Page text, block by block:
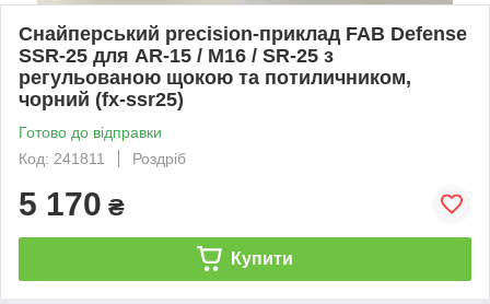
Снайперський precision-приклад FAB Defense
SSR-25 для AR-15 / M16 / SR-25 з
регульованою щокою та потиличником,
чорний (fx-ssr25)
Готово до відправки
Код: 241811
Роздріб
5 170 ₴
Купити